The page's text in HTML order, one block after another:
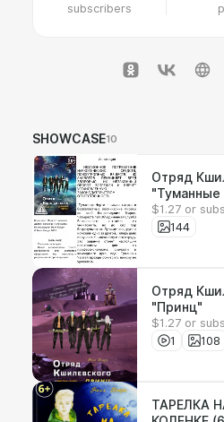
subscribers
SHOWCASE10
Отряд
"Туманные
(18+)
$1.27 or
144
Отряд
"Принц"
$1.27 or
1
108
ТАРЕЛКА НА